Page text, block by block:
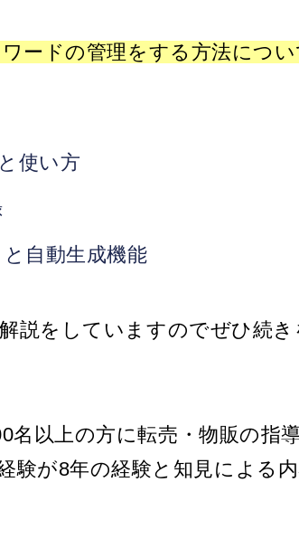
ードの管理をする方法につい
使い方
自動生成機能
説をしていますのでぜひ続
以上の方に転売・物販の指
験が8年の経験と知見による